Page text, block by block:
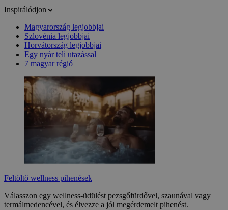
Inspirálódjon
Magyarország legjobbjai
Szlovénia legjobbjai
Horvátország legjobbjai
Egy nyár teli utazással
7 magyar régió
Feltöltő wellness pihenések
Válasszon egy wellness-üdülést pezsgőfürdővel, szaunával vagy
termálmedencével, és élvezze a jól megérdemelt pihenést.